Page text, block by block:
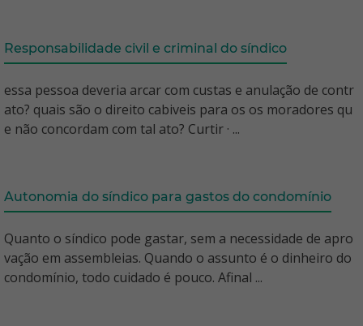
Responsabilidade civil e criminal do síndico
essa pessoa deveria arcar com custas e anulação de contr
ato? quais são o direito cabiveis para os os moradores qu
e não concordam com tal ato? Curtir · ...
Autonomia do síndico para gastos do condomínio
Quanto o síndico pode gastar, sem a necessidade de apro
vação em assembleias. Quando o assunto é o dinheiro do
condomínio, todo cuidado é pouco. Afinal ...